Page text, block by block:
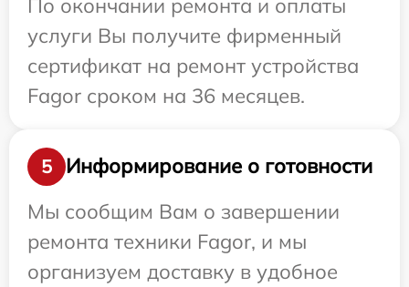
услуги Вы получите фирменный
сертификат на ремонт устройства
Fagor сроком на 36 месяцев.
5
Информирование о готовности
Мы сообщим Вам о завершении
ремонта техники Fagor, и мы
организуем доставку в удобное